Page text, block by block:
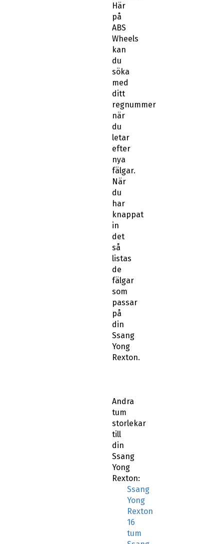
Här
på
ABS
Wheels
kan
du
söka
med
ditt
regnummer
när
du
letar
efter
nya
fälgar.
När
du
har
knappat
in
det
så
listas
de
fälgar
som
passar
på
din
Ssang
Yong
Rexton.
Andra
tum
storlekar
till
din
Ssang
Yong
Rexton:
Ssang
Yong
Rexton
16
tum